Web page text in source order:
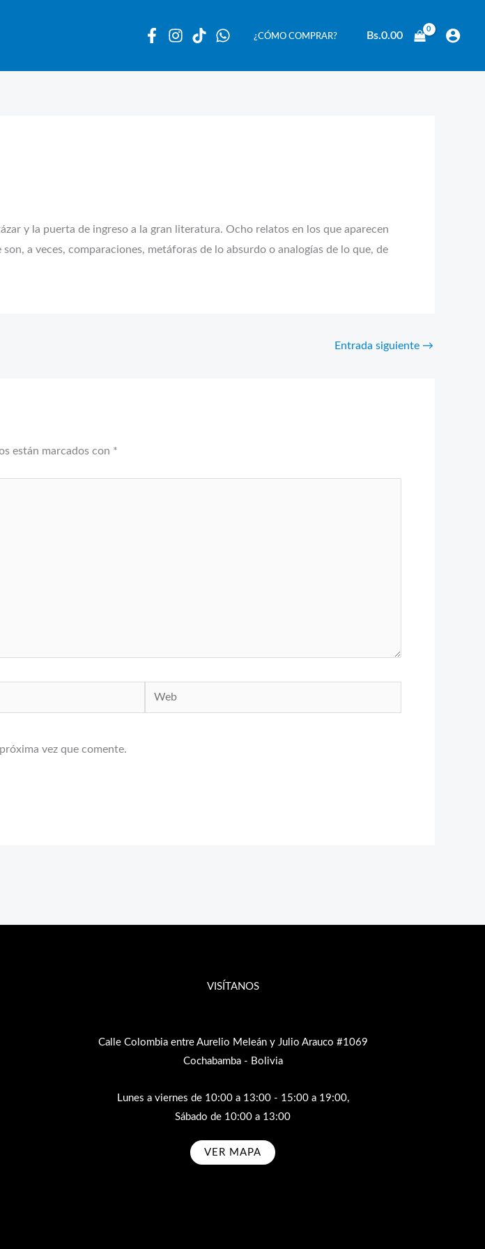
¿CÓMO COMPRAR? Bs.0.00
y la puerta de ingreso a la gran literatura. Ocho relatos en los que aparecen
a veces, comparaciones, metáforas de lo absurdo o analogías de lo que, de
Entrada siguiente →
están marcados con *
Web
vez que comente.
VISÍTANOS
Calle Colombia entre Aurelio Meleán y Julio Arauco #1069
Cochabamba - Bolivia
Lunes a viernes de 10:00 a 13:00 - 15:00 a 19:00,
Sábado de 10:00 a 13:00
VER MAPA